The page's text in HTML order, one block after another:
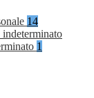
14
indeterminato
1